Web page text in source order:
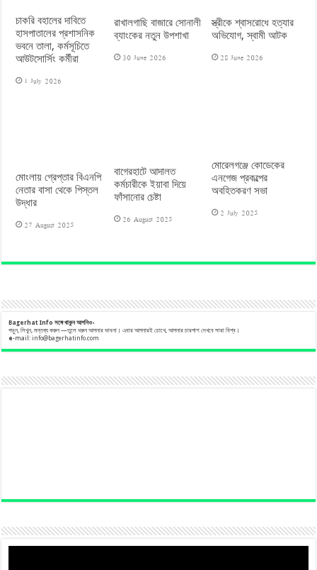
চাকরি বহালের দাবিতে
হাসপাতালের প্রশাসনিক
ভবনে তালা, কর্মসূচিতে
আউটসোর্সিং কর্মীরা
1 July 2026
রাখালগাছি বাজারে সোনালী
ব্যাংকের নতুন উপশাখা
30 June 2026
স্ত্রীকে শ্বাসরোধে হত্যার
অভিযোগ, স্বামী আটক
28 June 2026
মোংলায় গ্রেপ্তার বিএনপি
নেতার বাসা থেকে পিস্তল
উদ্ধার
27 August 2025
বাগেরহাটে আদালত
কর্মচারীকে ইয়াবা দিয়ে
ফাঁসানোর চেষ্টা
26 August 2025
মোরেলগঞ্জে কোডেকের
এনগেজ প্রকল্পের
অবহিতকরণ সভা
2 July 2025
Bagerhat Info সঙ্গেথাকুনআপনিও-
পড়ুন, লিখুন, মন্তব্য করুন —তুলে ধরুন আপনার ভাবনা। এবার আপনারই চোখে, আপনার চারপাশ দেখবে সারা বিশ্ব।
e-mail:info@bagerhatinfo.com